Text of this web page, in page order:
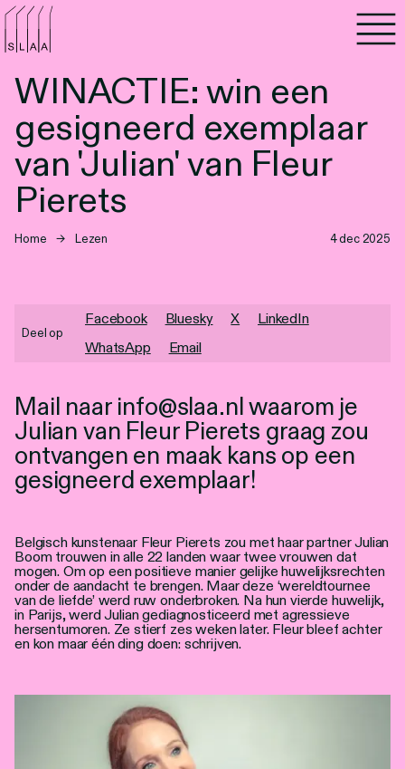
WINACTIE: win een
gesigneerd exemplaar
van 'Julian' van Fleur
Pierets
Home → Lezen 4 dec 2025
Mail naar info@slaa.nl waarom je
Julian van Fleur Pierets graag zou
ontvangen en maak kans op een
gesigneerd exemplaar!
Belgisch kunstenaar Fleur Pierets zou met haar partner Julian
Boom trouwen in alle 22 landen waar twee vrouwen dat
mogen. Om op een positieve manier gelijke huwelijksrechten
onder de aandacht te brengen. Maar deze ‘wereldtournee
van de liefde’ werd ruw onderbroken. Na hun vierde huwelijk,
in Parijs, werd Julian gediagnosticeerd met agressieve
hersentumoren. Ze stierf zes weken later. Fleur bleef achter
en kon maar één ding doen: schrijven.
Deel op
Facebook Bluesky X
LinkedIn
WhatsApp
Email
Agenda
Programma's
Lezen
Luisteren
Nieuwsbrief
Vacatures
Personen
Toegankelijkheid
Stadsdichter